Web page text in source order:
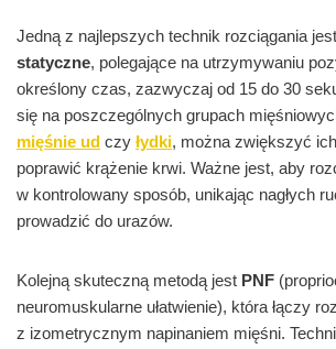
Jedną z najlepszych technik rozciągania jest
statyczne, polegające na utrzymywaniu
określony czas, zazwyczaj od 15 do 30
się na poszczególnych grupach
mięśnie ud czy łydki, można zwiększyć
poprawić krążenie krwi. Ważne jest, aby
w kontrolowany sposób, unikając nagłych
prowadzić do urazów.
Kolejną skuteczną metodą jest PNF
neuromuskularne ułatwienie), która łączy
z izometrycznym napinaniem mięśni.